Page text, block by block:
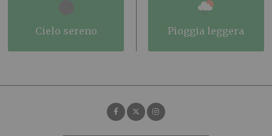
cielo sereno pioggia leggera